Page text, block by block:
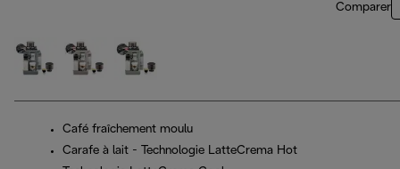
Comparer
Café fraîchement moulu
Carafe à lait - Technologie LatteCrema Hot